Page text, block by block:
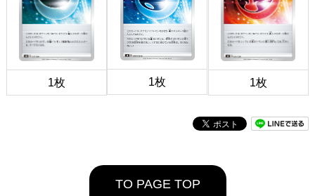
1枚 1枚 1枚
TO PAGE TOP